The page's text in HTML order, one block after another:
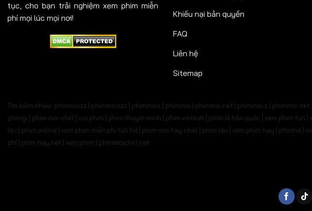
tục, cho bạn trải nghiệm xem phim miễn
phí mọi lúc mọi nơi!
Khiếu nại bản quyền
FAQ
Liên hệ
Sitemap
Tìm kiếm nhiều: phimmoizz | phimmoizzz | phimmoiz | phimmoi | phimmoi net | phimmoi.z | phimmoi.net
phimgi | phim mới chill | coi phim | phim thuyết minh | phim vietsub | phim lẻ hàn quốc | xem phim fun
lậu | phim online | xem phim miễn phí full hd | phim mới hay nhất | phim lậu | xem phim hay | phimhd |
phí | phim hay.net | web phim | phimmoichill net